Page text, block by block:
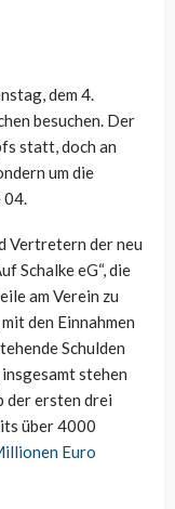
dem 4.
besuchen. Der
statt, doch an
um die
04.
Vertretern der neu
Schalke eG“, die
am Verein zu
den Einnahmen
Schulden
stehen
der ersten drei
über 4000
Euro